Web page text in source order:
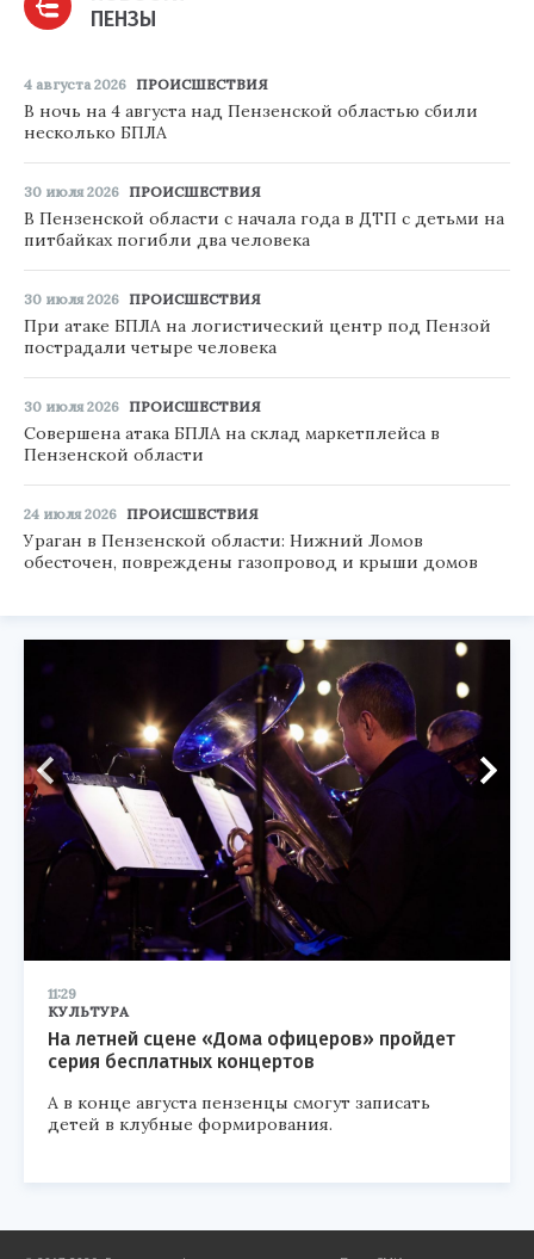
ПЕНЗЫ
4 августа 2026 ПРОИСШЕСТВИЯ
В ночь на 4 августа над Пензенской областью сбили
несколько БПЛА
30 июля 2026 ПРОИСШЕСТВИЯ
В Пензенской области с начала года в ДТП с детьми на
питбайках погибли два человека
30 июля 2026 ПРОИСШЕСТВИЯ
При атаке БПЛА на логистический центр под Пензой
пострадали четыре человека
30 июля 2026 ПРОИСШЕСТВИЯ
Совершена атака БПЛА на склад маркетплейса в
Пензенской области
24 июля 2026 ПРОИСШЕСТВИЯ
Ураган в Пензенской области: Нижний Ломов
обесточен, повреждены газопровод и крыши домов
11:29
КУЛЬТУРА
На летней сцене «Дома офицеров» пройдет
серия бесплатных концертов
А в конце августа пензенцы смогут записать
детей в клубные формирования.